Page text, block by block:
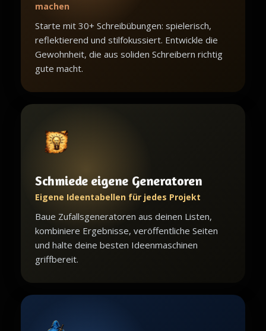
machen
Starte mit 30+ Schreibübungen: spielerisch,
reflektierend und stilfokussiert. Entwickle die
Gewohnheit, die aus soliden Schreibern richtig
gute macht.
Schmiede eigene Generatoren
Eigene Ideentabellen für jedes Projekt
Baue Zufallsgeneratoren aus deinen Listen,
kombiniere Ergebnisse, veröffentliche Seiten
und halte deine besten Ideenmaschinen
griffbereit.